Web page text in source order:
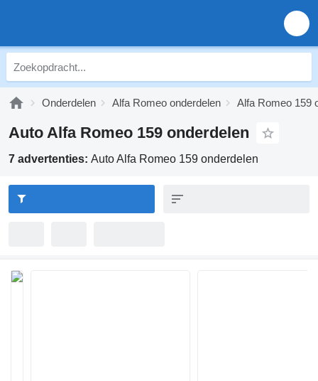
Onderdelen Alfa Romeo onderdelen Alfa Romeo 159
Auto Alfa Romeo 159 onderdelen
7 advertenties: Auto Alfa Romeo 159 onderdelen